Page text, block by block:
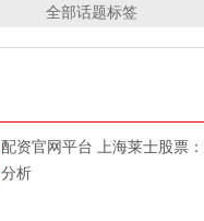
全部话题标签
配资官网平台 上海莱士股票
分析